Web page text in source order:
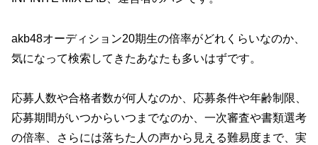
akb48オーディション20期生の倍率がどれくらいなのか、
気になって検索してきたあなたも多いはずです。
応募人数や合格者数が何人なのか、応募条件や年齢制限、
応募期間がいつからいつまでなのか、一次審査や書類選考
の倍率、さらには落ちた人の声から見える難易度まで、実